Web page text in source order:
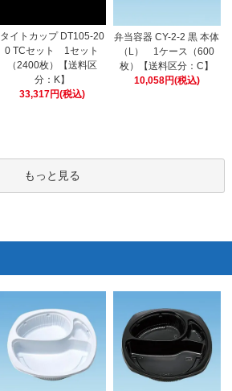
タイトカップ DT105-20
0 TCセット 1セット
（2400枚）【送料区
分：K】
33,317円(税込)
弁当容器 CY-2-2 黒 本体
（L） 1ケース（600
枚）【送料区分：C】
10,058円(税込)
もっと見る